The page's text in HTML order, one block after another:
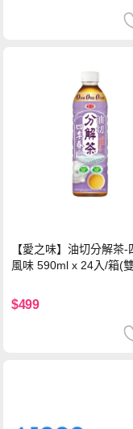
【愛之味】油切分解茶-
風味 590ml x 24入/箱(
$499